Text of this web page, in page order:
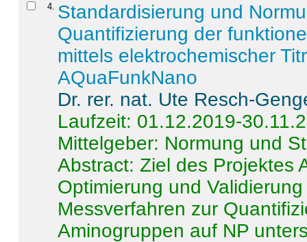
4 Standardisierung und
Quantifizierung der
mittels elektrochemischer
AQuaFunkNano
Dr. rer. nat. Ute Resch-
Laufzeit: 01.12.2019-
Mittelgeber: Normung und
Abstract:Ziel des Projektes
Optimierung und
Messverfahren zur
Aminogruppen auf NP